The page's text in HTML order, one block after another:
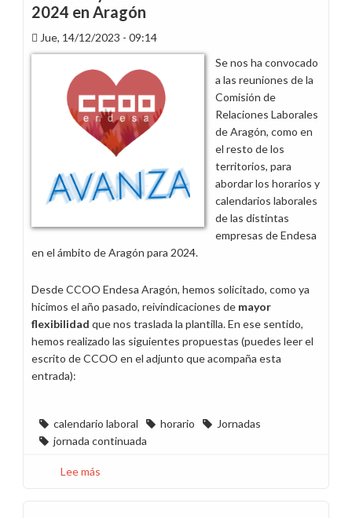
los
tribunales
que
la
pausa
para
desayuno
siga
contando
como
tiempo
de
2024 en Aragón
Jue, 14/12/2023 - 09:14
Se nos ha convocado
a las reuniones de la
Comisión de
Relaciones Laborales
de Aragón, como en
el resto de los
territorios, para
abordar los horarios y
calendarios laborales
de las distintas
empresas de Endesa
en el ámbito de Aragón para 2024.
Desde CCOO Endesa Aragón, hemos solicitado, como ya
hicimos el año pasado, reivindicaciones de mayor
flexibilidad que nos traslada la plantilla. En ese sentido,
hemos realizado las siguientes propuestas (puedes leer el
escrito de CCOO en el adjunto que acompaña esta
entrada):
calendario laboral horario
Jornadas
jornada continuada
Lee más